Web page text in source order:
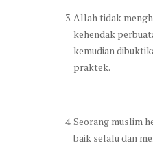
Allah tidak
kehendak
kemudian
praktek.
Seorang muslim
baik selalu dan